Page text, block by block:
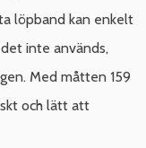
löpband kan enkelt
inte används,
Med måtten 159
och lätt att